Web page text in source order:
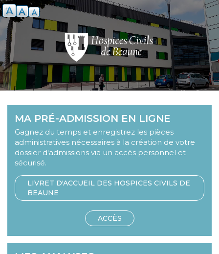
Aller
au
contenu
principal
lienMA PRÉ-ADMISSION EN LIGNE
Body
Gagnez du temps et enregistrez les pièces
administratives nécessaires à la création de votre
dossier d'admissions via un accès personnel et
sécurisé.
LIVRET D'ACCUEIL DES HOSPICES CIVILS DE
BEAUNE
ACCÈS